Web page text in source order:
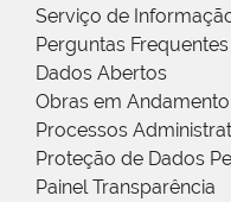
Serviço de
Perguntas Frequentes
Dados Abertos
Obras em
Processos
Proteção de Dados
Painel Transparência